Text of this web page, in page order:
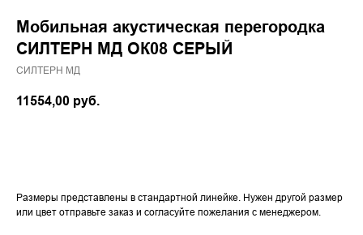
Мобильная акустическая перегородка
СИЛТЕРН МД ОК08 СЕРЫЙ
СИЛТЕРН МД
11554,00 руб.
Размеры представлены в стандартной линейке. Нужен другой размер
или цвет отправьте заказ и согласуйте пожелания с менеджером.